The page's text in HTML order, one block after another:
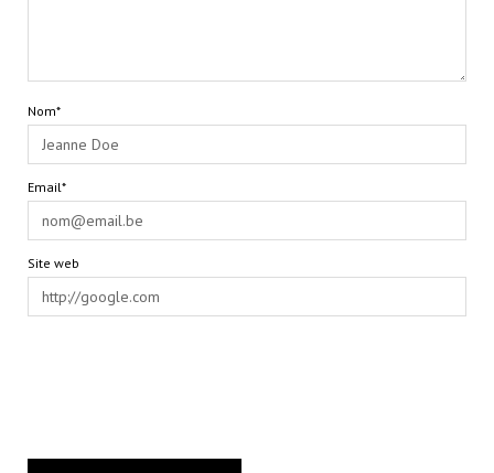
Nom*
Email*
Site web